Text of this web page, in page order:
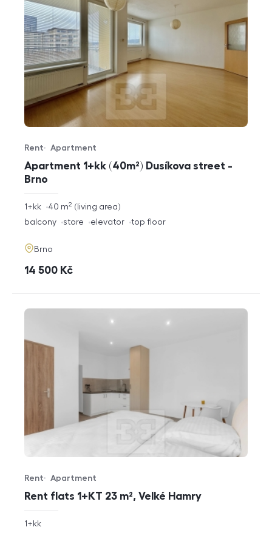
Apartment 1+kk (40m²) Dusíkova street -
Brno
Offer type
Rent
Property type
Apartment
rozměry
1+kk living area
40 m2
funkce
balcony store elevator top floor
adresa
Brno
cena
14 500 Kč
Rent flats 1+KT 23 m², Velké Hamry
Offer type
Rent
Property type
Apartment
rozměry
1+kk